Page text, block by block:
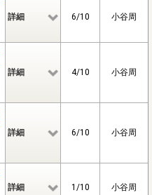
詳細 6/10 小谷周
詳細 4/10 小谷周
詳細 6/10 小谷周
詳細 1/10 小谷周